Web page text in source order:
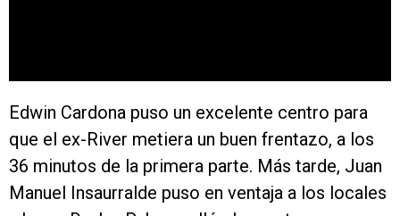
Edwin Cardona puso un excelente centro para
que el ex-River metiera un buen frentazo, a los
36 minutos de la primera parte. Más tarde, Juan
Manuel Insaurralde puso en ventaja a los locales